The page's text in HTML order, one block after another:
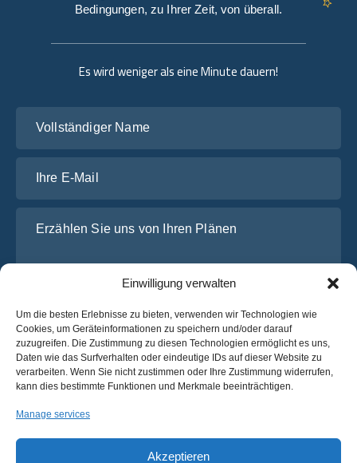
Einwilligung verwalten
Um die besten Erlebnisse zu bieten, verwenden wir Technologien wie
Cookies, um Geräteinformationen zu speichern und/oder darauf
zuzugreifen. Die Zustimmung zu diesen Technologien ermöglicht es uns,
Daten wie das Surfverhalten oder eindeutige IDs auf dieser Website zu
verarbeiten. Wenn Sie nicht zustimmen oder Ihre Zustimmung widerrufen,
kann dies bestimmte Funktionen und Merkmale beeinträchtigen.
Manage services
Akzeptieren
Es wird weniger als eine Minute dauern!
Ich habe dieDatenschutz-Bestimmungenvon OsaBus
Ein Angebot einholen
Bedingungen, zu Ihrer Zeit, von überall.